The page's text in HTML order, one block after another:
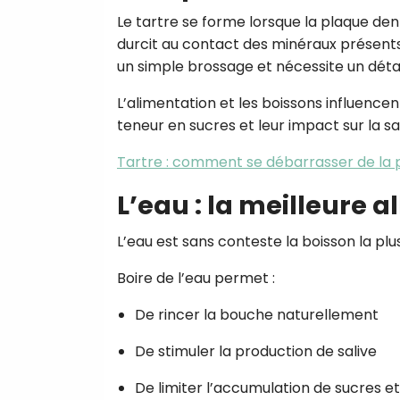
Le tartre se forme lorsque la plaque
durcit au contact des minéraux
un simple brossage et nécessite un
L’alimentation et les boissons
teneur en sucres et leur impact sur la
Tartre : comment se débarrasser de la
L’eau : la meilleure
L’eau est sans conteste la boisson la
Boire de l’eau permet :
De rincer la bouche naturellement
De stimuler la production de salive
De limiter l’accumulation de sucres et